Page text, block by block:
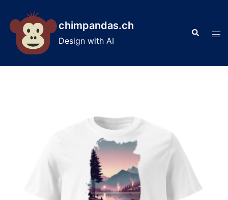
content
chimpandas.ch
Design with AI
Search